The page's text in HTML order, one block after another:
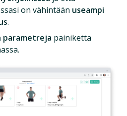
on vähintään useampi
.
parametreja painiketta